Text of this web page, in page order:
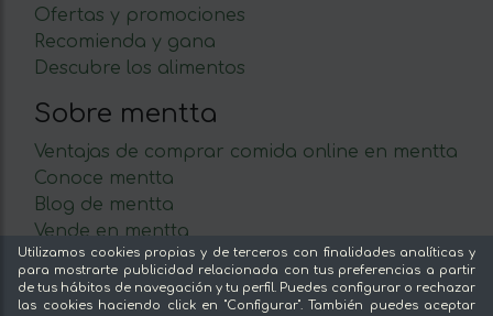
Ofertas y promociones
Recomienda y gana
Descubre los alimentos
Sobre mentta
Ventajas de comprar comida online en mentta
Conoce mentta
Blog de mentta
Vende en mentta
Fidelización
Preguntas frecuentes
Utilizamos cookies propias y de terceros con finalidades analíticas y
para mostrarte publicidad relacionada con tus preferencias a partir
de tus hábitos de navegación y tu perfil. Puedes configurar o rechazar
las cookies haciendo click en "Configurar". También puedes aceptar